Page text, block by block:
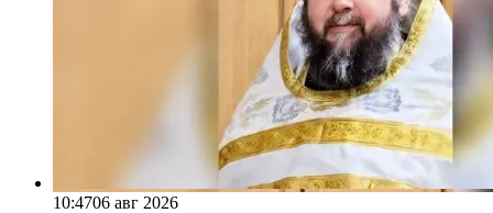
10:4706 авг 2026